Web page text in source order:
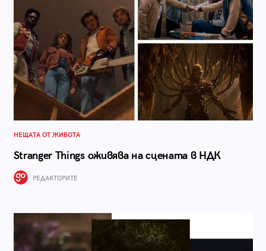
НЕЩАТА ОТ ЖИВОТА
Stranger Things оживява на сцената в НДК
РЕДАКТОРИТЕ